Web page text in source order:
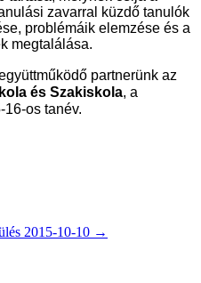
zavarral küzdő tanulók
problémáik elemzése és a
megtalálása.
partnerünk az
és Szakiskola, a
os tanév.
2015-10-10 →